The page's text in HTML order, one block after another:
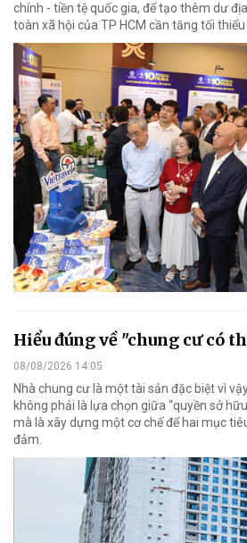
chính - tiền tệ quốc gia, để tạo thêm dư
toàn xã hội của TP HCM cần tăng tối thiểu
Hiểu đúng về "chung cư có
08/08/2026 14:05
Nhà chung cư là một tài sản đặc biệt vì
không phải là lựa chọn giữa “quyền sở
mà là xây dựng một cơ chế để hai mục
đảm.